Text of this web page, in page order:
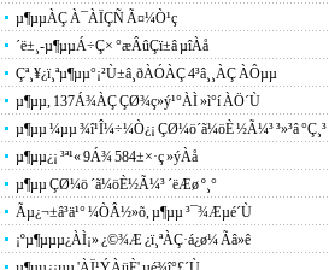
µ¶µµÀÇ À¯ÀÏÇÑ Ã¤¼Ò¹ç
´ë±¸-µ¶µµÁ÷Ç× °æÂûÇï±â µîÀå
Çª¸¥¿ï¸ªµ¶µµ°¡²Ù±â¸ðÀÓÀÇ 4³â¸¸ÀÇ ÀÔµµ
µ¶µµ, 137Á¾ÀÇ ÇØ¾ç»ý¹°ÀÌ »ì°í ÀÖ´Ù
µ¶µµ ¼­µµ ¾î¹Î¼÷¼Ò¿¡ ÇØ¼ö´ã¼öÈ­ ½Ã¼³ ³»³â °Ç¸³
µ¶µµ¿¡ ³ª¹« 9Á¾ 584±×·ç »ýÀå
µ¶µµ ÇØ¼ö ´ã¼öÈ­½Ã¼³ ´ëÆø º¸°­
Ãµ¿¬±â³ä¹° ¼ÒÂ½»õ, µ¶µµ ³¯¾Æµé´Ù
¡ºµ¶µµµ¿ÀÌ¡» ¿©¾Æ ¿ï¸ªÀÇ·á¿ø¼­ Ãâ»ê